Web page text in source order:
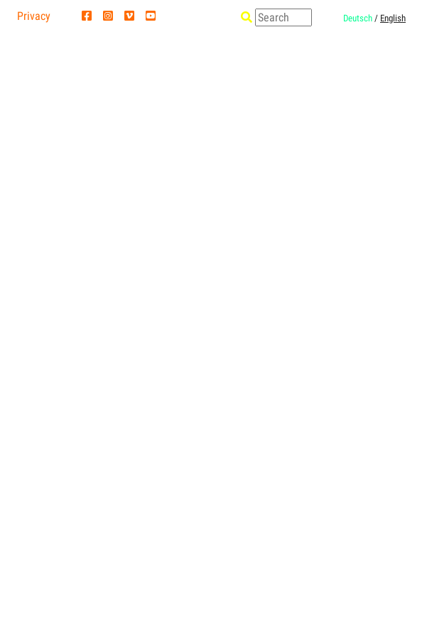
Privacy Deutsch / English